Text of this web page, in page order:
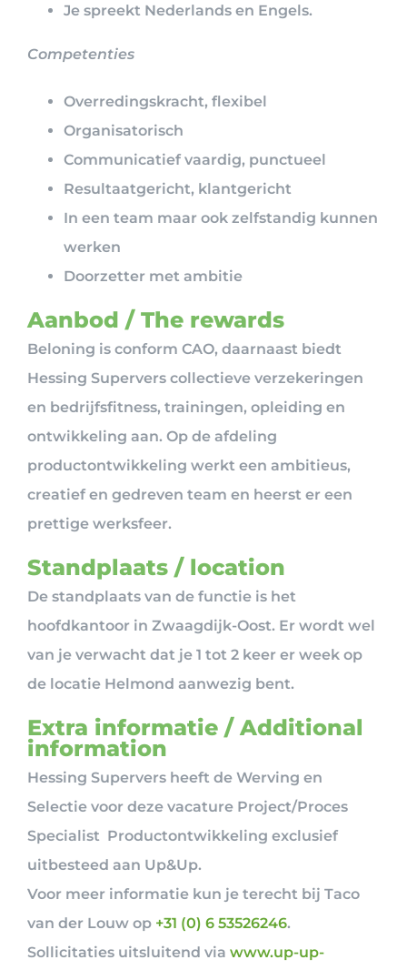
Je spreekt Nederlands en Engels.
Competenties
Overredingskracht, flexibel
Organisatorisch
Communicatief vaardig, punctueel
Resultaatgericht, klantgericht
In een team maar ook zelfstandig kunnen
werken
Doorzetter met ambitie
Aanbod / The rewards
Beloning is conform CAO, daarnaast biedt
Hessing Supervers collectieve verzekeringen
en bedrijfsfitness, trainingen, opleiding en
ontwikkeling aan. Op de afdeling
productontwikkeling werkt een ambitieus,
creatief en gedreven team en heerst er een
prettige werksfeer.
Standplaats / location
De standplaats van de functie is het
hoofdkantoor in Zwaagdijk-Oost. Er wordt wel
van je verwacht dat je 1 tot 2 keer er week op
de locatie Helmond aanwezig bent.
Extra informatie / Additional
information
Hessing Supervers heeft de Werving en
Selectie voor deze vacature Project/Proces
Specialist Productontwikkeling exclusief
uitbesteed aan Up&Up.
Voor meer informatie kun je terecht bij Taco
van der Louw op +31 (0) 6 53526246.
Sollicitaties uitsluitend via www.up-up-